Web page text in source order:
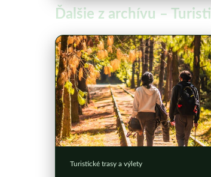
Ďalšie z archívu –
Turistické trasy a výlety